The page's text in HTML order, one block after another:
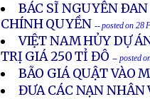
BÁC SĨ NGUYỄN
CHÍNH QUYỀN -- posted on 28
VIỆT NAM HỦY DỰ
TRỊ GIÁ 250 TỈ ĐÔ -- posted
BÃO GIÁ QUẬT VÀO
ĐƯA CÁC NẠN NHÂN